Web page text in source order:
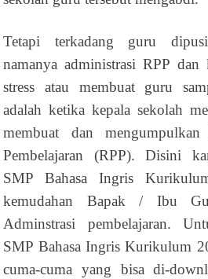
Tetapi terkadang guru
namanya administrasi RPP dan
stress atau membuat guru
adalah ketika kepala sekolah
membuat dan mengumpulkan
Pembelajaran (RPP). Disini
SMP Bahasa Ingris
kemudahan Bapak / Ibu
Adminstrasi pembelajaran.
SMP Bahasa Ingris Kurikulum
cuma-cuma yang bisa di-